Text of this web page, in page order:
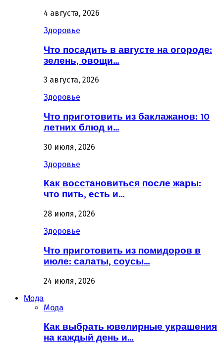
4 августа, 2026
Здоровье
Что посадить в августе на огороде:
зелень, овощи…
3 августа, 2026
Здоровье
Что приготовить из баклажанов: 10
летних блюд и…
30 июля, 2026
Здоровье
Как восстановиться после жары:
что пить, есть и…
28 июля, 2026
Здоровье
Что приготовить из помидоров в
июле: салаты, соусы…
24 июля, 2026
Мода
Мода
Как выбрать ювелирные украшения
на каждый день и…